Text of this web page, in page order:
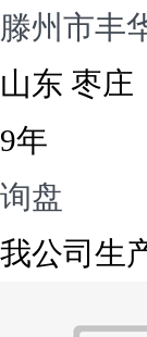
滕州市丰
山东 枣庄
9年
询盘
我公司生